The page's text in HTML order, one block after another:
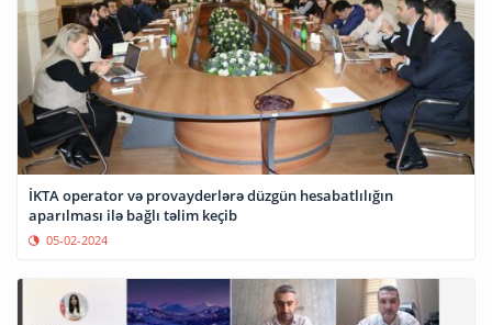
İKTA operator və provayderlərə düzgün hesabatlılığın
aparılması ilə bağlı təlim keçib
05-02-2024